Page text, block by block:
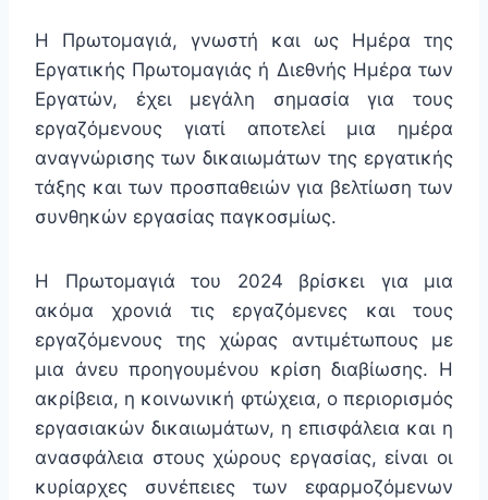
Η Πρωτομαγιά, γνωστή και ως Ημέρα της
Εργατικής Πρωτομαγιάς ή Διεθνής Ημέρα των
Εργατών, έχει μεγάλη σημασία για τους
εργαζόμενους γιατί αποτελεί μια ημέρα
αναγνώρισης των δικαιωμάτων της εργατικής
τάξης και των προσπαθειών για βελτίωση των
συνθηκών εργασίας παγκοσμίως.
Η Πρωτομαγιά του 2024 βρίσκει για μια
ακόμα χρονιά τις εργαζόμενες και τους
εργαζόμενους της χώρας αντιμέτωπους με
μια άνευ προηγουμένου κρίση διαβίωσης. Η
ακρίβεια, η κοινωνική φτώχεια, ο περιορισμός
εργασιακών δικαιωμάτων, η επισφάλεια και η
ανασφάλεια στους χώρους εργασίας, είναι οι
κυρίαρχες συνέπειες των εφαρμοζόμενων